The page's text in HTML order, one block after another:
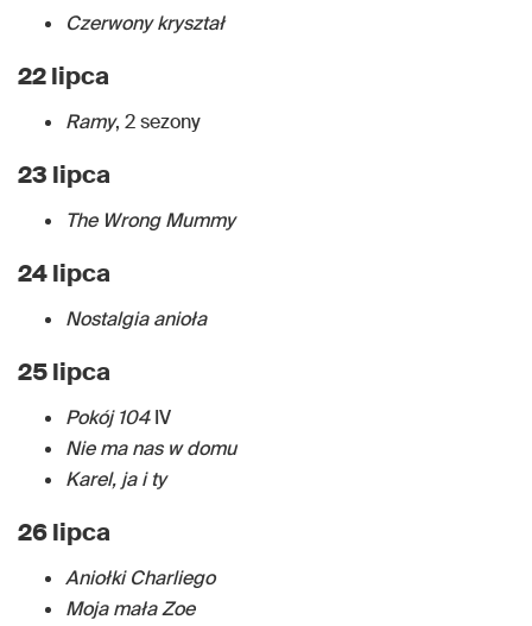
Czerwony kryształ
22 lipca
Ramy, 2 sezony
23 lipca
The Wrong Mummy
24 lipca
Nostalgia anioła
25 lipca
Pokój 104IV
Nie ma nas w domu
Karel, ja i ty
26 lipca
Aniołki Charliego
Moja mała Zoe